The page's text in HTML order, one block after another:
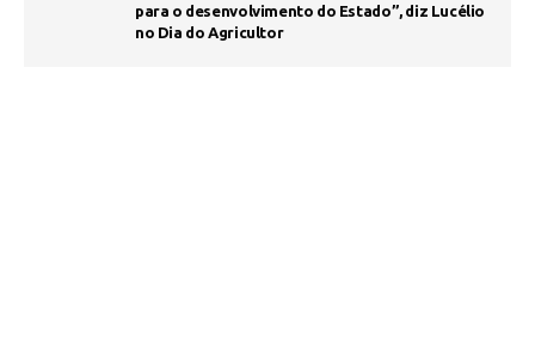
para o desenvolvimento do Estado”, diz Lucélio
no Dia do Agricultor